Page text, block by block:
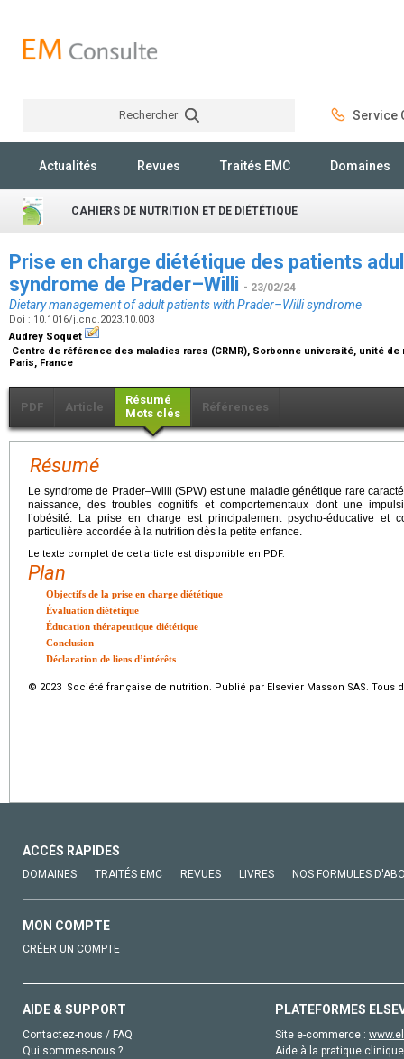
Rechercher Service
Actualités Revues Traités EMC Domaines
CAHIERS DE NUTRITION ET DE DIÉTÉTIQUE
Prise en charge diététique des patients
syndrome de Prader–Willi - 23/02/24
Dietary management of adult patients with Prader–Willi syndrome
Doi : 10.1016/j.cnd.2023.10.003
Audrey Soquet
Centre de référence des maladies rares (CRMR), Sorbonne université, unité
Paris, France
PDF Article
Résumé
Mots clés
Références
Résumé
Le syndrome de Prader–Willi (SPW) est une maladie génétique rare
naissance, des troubles cognitifs et comportementaux dont une
l’obésité. La prise en charge est principalement psycho-éducative et
particulière accordée à la nutrition dès la petite enfance.
Le texte complet de cet article est disponible en PDF.
Plan
Objectifs de la prise en charge diététique
Évaluation diététique
Éducation thérapeutique diététique
Conclusion
Déclaration de liens d’intérêts
© 2023 Société française de nutrition. Publié par Elsevier Masson SAS. Tous
ACCÈS RAPIDES
DOMAINES TRAITÉS EMC REVUES LIVRES NOS FORMULES
MON COMPTE
CRÉER UN COMPTE
AIDE & SUPPORT
Contactez-nous / FAQ
Qui sommes-nous ?
PLATEFORMES
Site e-commerce :
Aide à la pratique